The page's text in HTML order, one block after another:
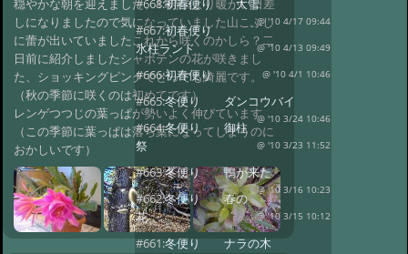
穏やかな朝を迎えました、11時頃より暖かい日差
しになりましたので気になっていました山こぶし
に蕾が出いていましたこれから咲くのかしら？二
日前に紹介しましたシャボテンの花が咲きまし
た、ショッキングピンクでとっても綺麗です。
（秋の季節に咲くのは初めてです）
レンゲつつじの葉っぱが勢いよく伸びています
（この季節に葉っぱは落ち葉になってしまうのに
おかしいです）
#668:初春便り 大雪
@ '10 4/17 09:44
#667:初春便り
氷柱ランド
@ '10 4/13 09:49
#666:初春便り @ '10 4/1 10:46
#665:冬便り ダンコウバイ
@ '10 3/24 10:46
#664:冬便り 御柱
祭
@ '10 3/23 11:52
#663:冬便り 鴨が来た
@ '10 3/16 10:23
#662:冬便り 春の
花
@ '10 3/15 10:12
#661:冬便り ナラの木